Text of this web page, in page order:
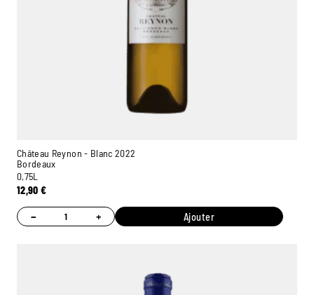
Château Reynon - Blanc 2022
Bordeaux
0,75L
12,90€
− + Ajouter